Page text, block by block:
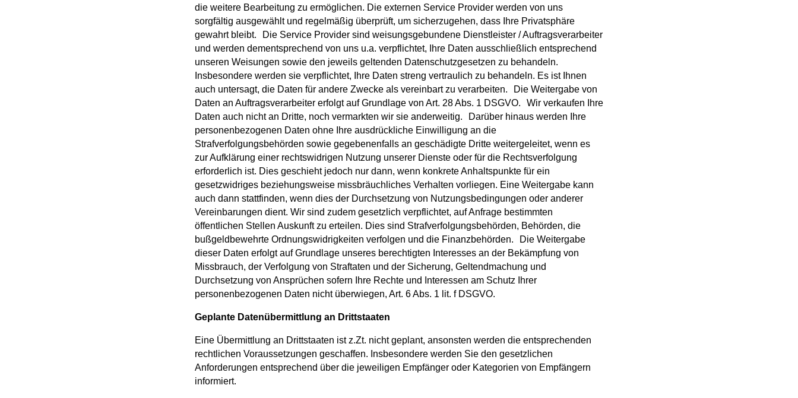
die weitere Bearbeitung zu ermöglichen. Die externen Service Provider werden von uns
sorgfältig ausgewählt und regelmäßig überprüft, um sicherzugehen, dass Ihre Privatsphäre
gewahrt bleibt. Die Service Provider sind weisungsgebundene Dienstleister / Auftragsverarbeiter
und werden dementsprechend von uns u.a. verpflichtet, Ihre Daten ausschließlich entsprechend
unseren Weisungen sowie den jeweils geltenden Datenschutzgesetzen zu behandeln.
Insbesondere werden sie verpflichtet, Ihre Daten streng vertraulich zu behandeln. Es ist Ihnen
auch untersagt, die Daten für andere Zwecke als vereinbart zu verarbeiten. Die Weitergabe von
Daten an Auftragsverarbeiter erfolgt auf Grundlage von Art. 28 Abs. 1 DSGVO. Wir verkaufen Ihre
Daten auch nicht an Dritte, noch vermarkten wir sie anderweitig. Darüber hinaus werden Ihre
personenbezogenen Daten ohne Ihre ausdrückliche Einwilligung an die
Strafverfolgungsbehörden sowie gegebenenfalls an geschädigte Dritte weitergeleitet, wenn es
zur Aufklärung einer rechtswidrigen Nutzung unserer Dienste oder für die Rechtsverfolgung
erforderlich ist. Dies geschieht jedoch nur dann, wenn konkrete Anhaltspunkte für ein
gesetzwidriges beziehungsweise missbräuchliches Verhalten vorliegen. Eine Weitergabe kann
auch dann stattfinden, wenn dies der Durchsetzung von Nutzungsbedingungen oder anderer
Vereinbarungen dient. Wir sind zudem gesetzlich verpflichtet, auf Anfrage bestimmten
öffentlichen Stellen Auskunft zu erteilen. Dies sind Strafverfolgungsbehörden, Behörden, die
bußgeldbewehrte Ordnungswidrigkeiten verfolgen und die Finanzbehörden. Die Weitergabe
dieser Daten erfolgt auf Grundlage unseres berechtigten Interesses an der Bekämpfung von
Missbrauch, der Verfolgung von Straftaten und der Sicherung, Geltendmachung und
Durchsetzung von Ansprüchen sofern Ihre Rechte und Interessen am Schutz Ihrer
personenbezogenen Daten nicht überwiegen, Art. 6 Abs. 1 lit. f DSGVO.
Geplante Datenübermittlung an Drittstaaten
Eine Übermittlung an Drittstaaten ist z.Zt. nicht geplant, ansonsten werden die entsprechenden
rechtlichen Voraussetzungen geschaffen. Insbesondere werden Sie den gesetzlichen
Anforderungen entsprechend über die jeweiligen Empfänger oder Kategorien von Empfängern
informiert.